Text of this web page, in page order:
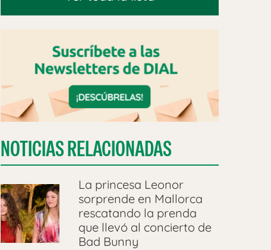
NOTICIAS RELACIONADAS
La princesa Leonor
sorprende en Mallorca
rescatando la prenda
que llevó al concierto de
Bad Bunny